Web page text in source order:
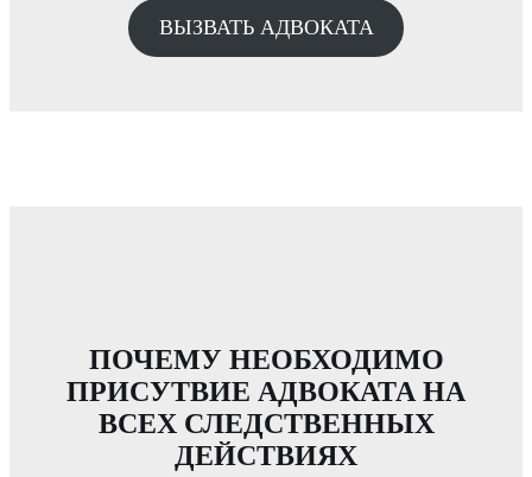
ВЫЗВАТЬ АДВОКАТА
ПОЧЕМУ НЕОБХОДИМО
ПРИСУТВИЕ АДВОКАТА НА
ВСЕХ СЛЕДСТВЕННЫХ
ДЕЙСТВИЯХ